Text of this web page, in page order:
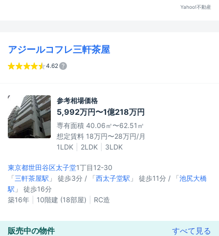
Yahoo!不動産
アジールコフレ三軒茶屋
4.62
参考相場価格
5,992万円〜1億218万円
専有面積 40.06㎡〜62.51㎡
想定賃料 18万円〜28万円/月
1LDK
2LDK 3LDK
東京都世田谷区太子堂1丁目12-30
「三軒茶屋駅 」 徒歩3分 / 「西太子堂駅 」 徒歩11分 / 「池尻大橋
駅 」 徒歩16分
築16年
10階建 (18部屋) RC造
販売中の物件 すべて見る